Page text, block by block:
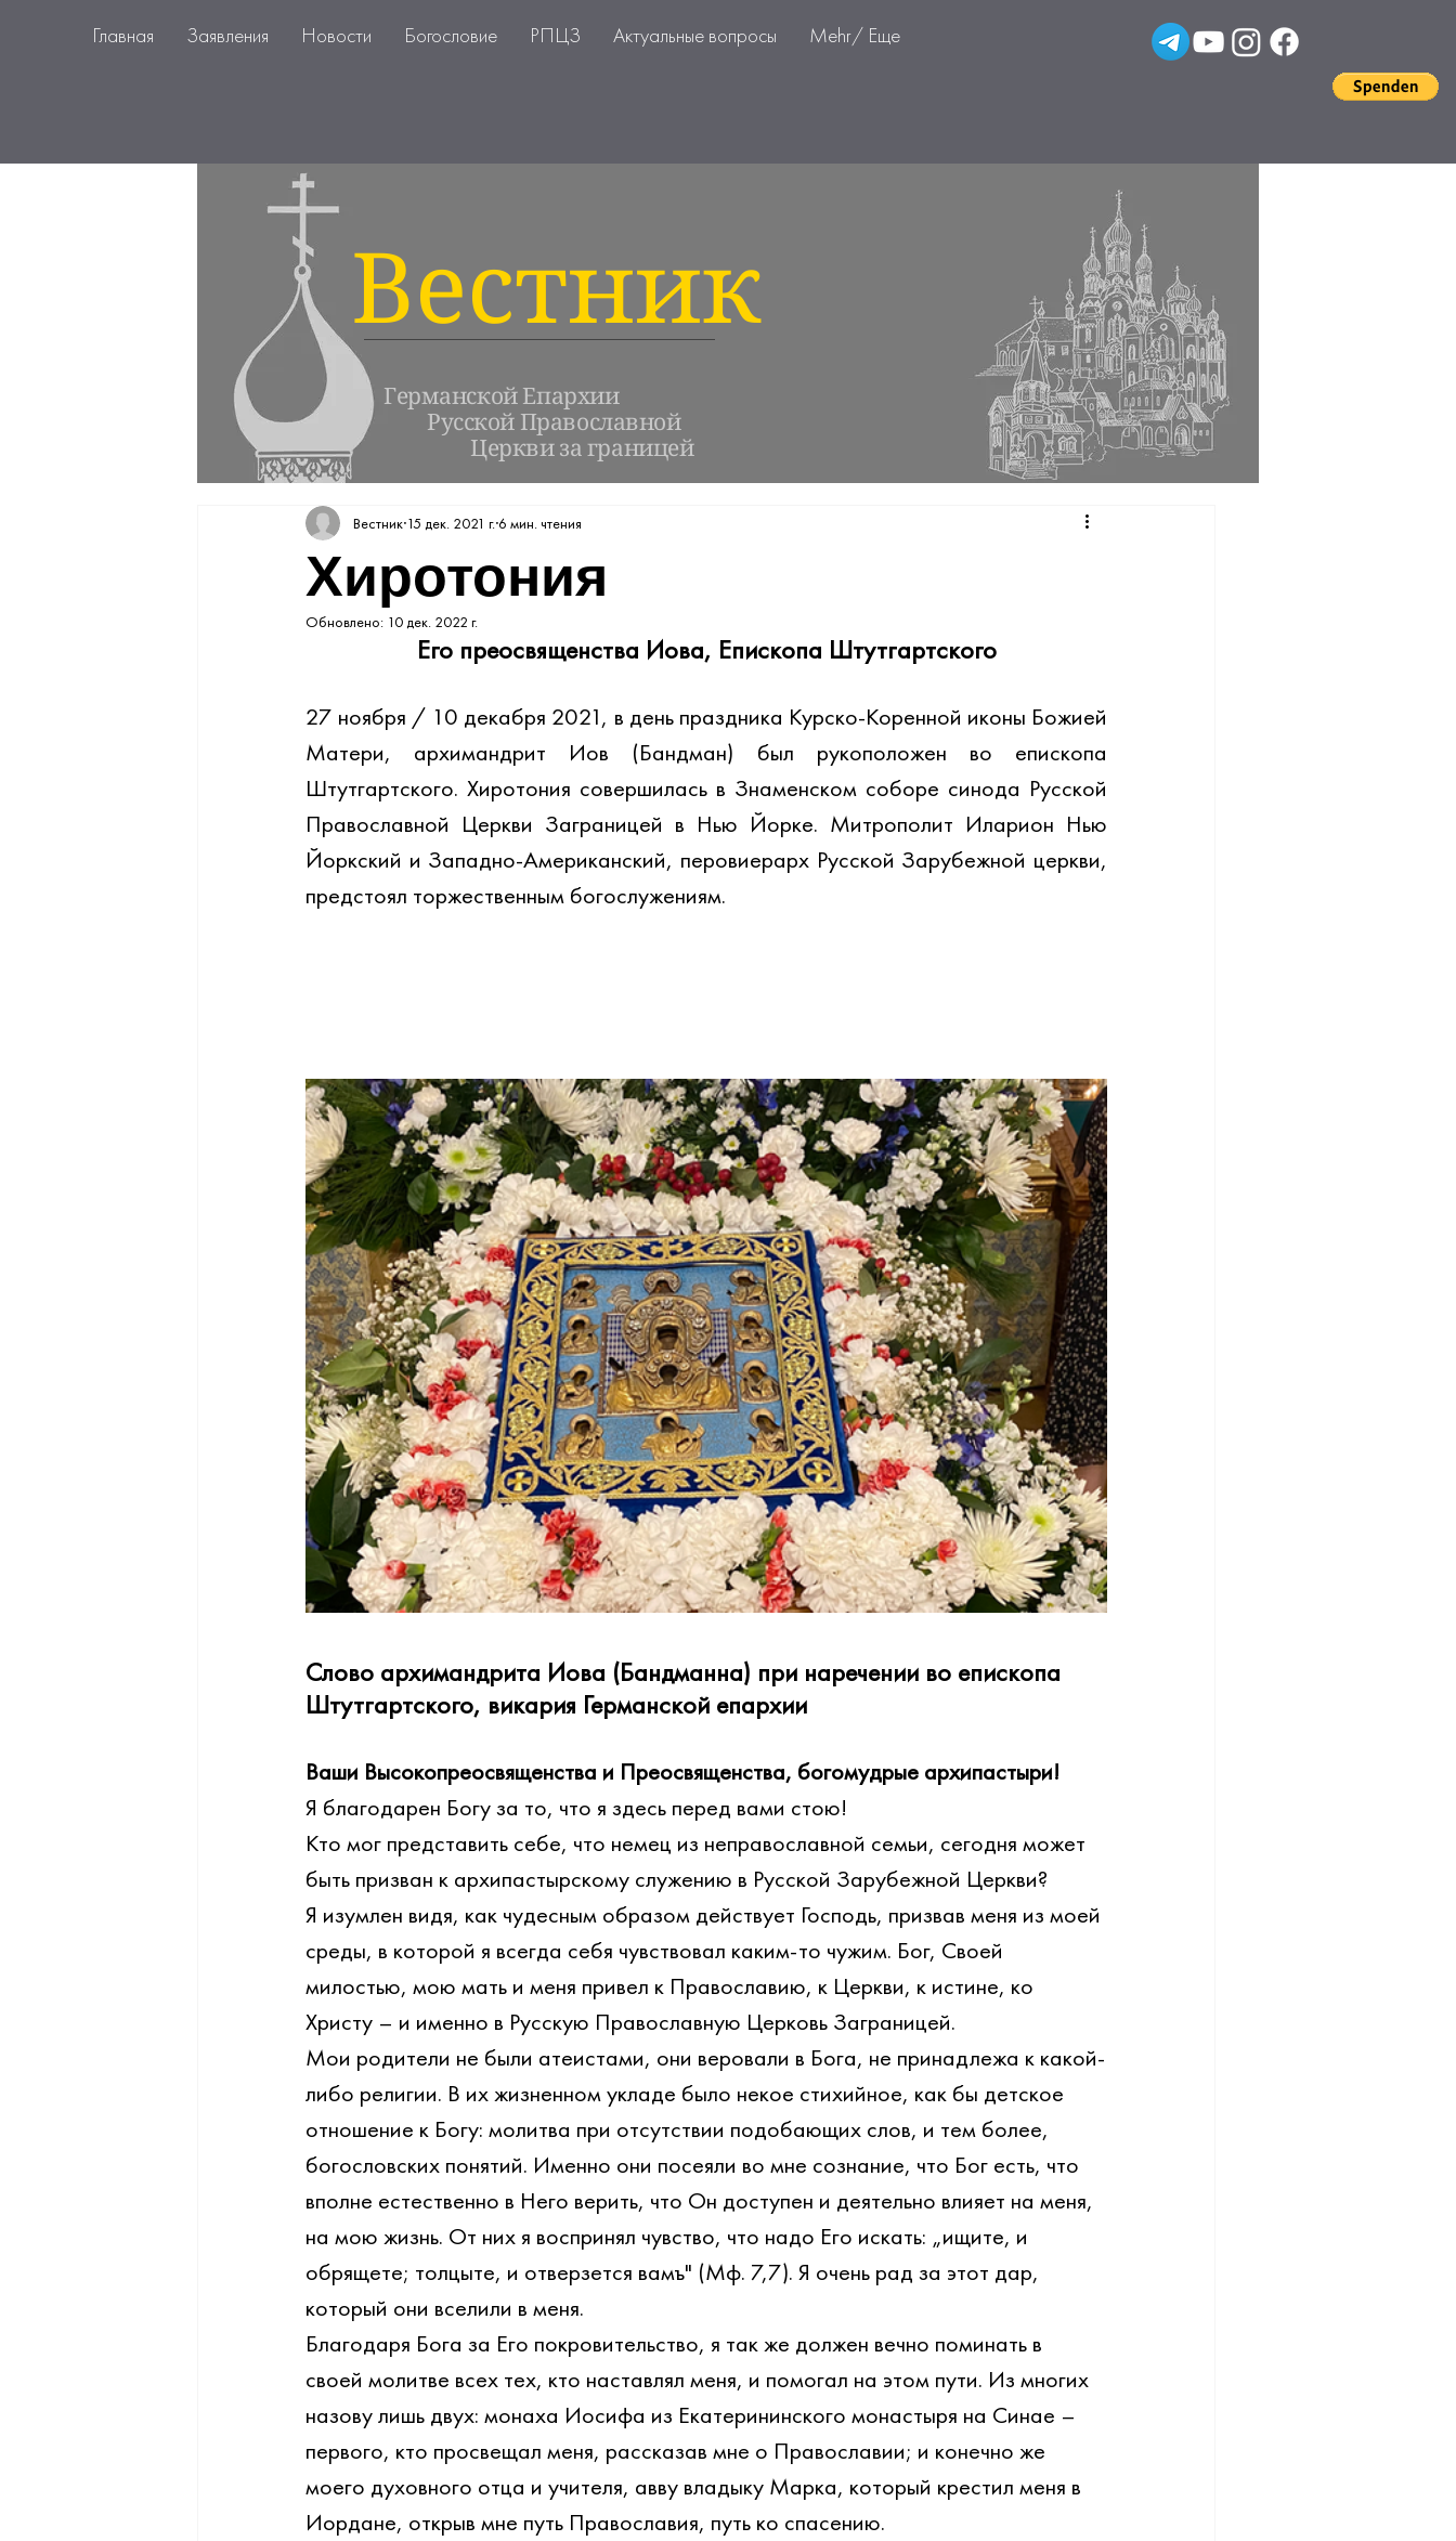
Главная Заявления Новости Богословие РПЦЗ Актуальные вопросы Mehr/ Еще
Вестник
Германской Епархии
Русской Православной
Церкви за границей
Хиротония
Вестник 15 дек. 2021 г. 6 мин. чтения
Обновлено: 10 дек. 2022 г.
Его преосвященства Иова, Епископа Штутгартского
27 ноября / 10 декабря 2021, в день праздника Курско-Коренной иконы Божией
Матери, архимандрит Иов (Бандман) был рукоположен во епископа
Штутгартского. Хиротония совершилась в Знаменском соборе синода Русской
Православной Церкви Заграницей в Нью Йорке. Митрополит Иларион Нью
Йоркский и Западно-Американский, перовиерарх Русской Зарубежной церкви,
предстоял торжественным богослужениям.
Слово архимандрита Иова (Бандманна) при наречении во епископа
Штутгартского, викария Германской епархии
Ваши Высокопреосвященства и Преосвященства, богомудрые архипастыри!
Я благодарен Богу за то, что я здесь перед вами стою!
Кто мог представить себе, что немец из неправославной семьи, сегодня может
быть призван к архипастырскому служению в Русской Зарубежной Церкви?
Я изумлен видя, как чудесным образом действует Господь, призвав меня из моей
среды, в которой я всегда себя чувствовал каким-то чужим. Бог, Своей
милостью, мою мать и меня привел к Православию, к Церкви, к истине, ко
Христу – и именно в Русскую Православную Церковь Заграницей.
Мои родители не были атеистами, они веровали в Бога, не принадлежа к какой-
либо религии. В их жизненном укладе было некое стихийное, как бы детское
отношение к Богу: молитва при отсутствии подобающих слов, и тем более,
богословских понятий. Именно они посеяли во мне сознание, что Бог есть, что
вполне естественно в Него верить, что Он доступен и деятельно влияет на меня,
на мою жизнь. От них я воспринял чувство, что надо Его искать: „ищите, и
обрящете; толцыте, и отверзется вамъ" (Мф. 7,7). Я очень рад за этот дар,
который они вселили в меня.
Благодаря Бога за Его покровительство, я так же должен вечно поминать в
своей молитве всех тех, кто наставлял меня, и помогал на этом пути. Из многих
назову лишь двух: монаха Иосифа из Екатерининского монастыря на Синае –
первого, кто просвещал меня, рассказав мне о Православии; и конечно же
моего духовного отца и учителя, авву владыку Марка, который крестил меня в
Иордане, открыв мне путь Православия, путь ко спасению.